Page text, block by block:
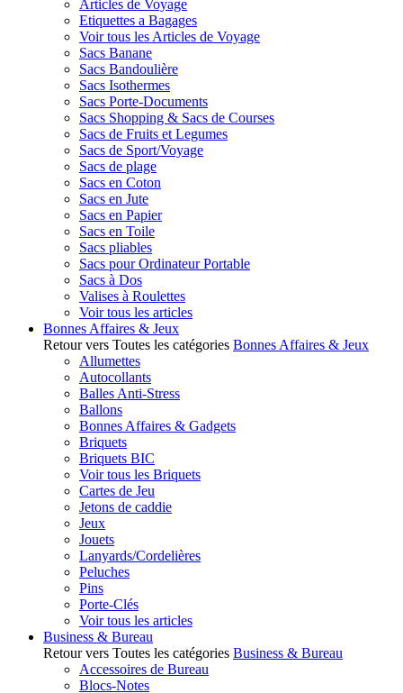
Articles de Voyage
Etiquettes a Bagages
Voir tous les Articles de Voyage
Sacs Banane
Sacs Bandoulière
Sacs Isothermes
Sacs Porte-Documents
Sacs Shopping & Sacs de Courses
Sacs de Fruits et Legumes
Sacs de Sport/Voyage
Sacs de plage
Sacs en Coton
Sacs en Jute
Sacs en Papier
Sacs en Toile
Sacs pliables
Sacs pour Ordinateur Portable
Sacs à Dos
Valises à Roulettes
Voir tous les articles
Bonnes Affaires & Jeux
Retour vers Toutes les catégories Bonnes Affaires & Jeux
Allumettes
Autocollants
Balles Anti-Stress
Ballons
Bonnes Affaires & Gadgets
Briquets
Briquets BIC
Voir tous les Briquets
Cartes de Jeu
Jetons de caddie
Jeux
Jouets
Lanyards/Cordelières
Peluches
Pins
Porte-Clés
Voir tous les articles
Business & Bureau
Retour vers Toutes les catégories Business & Bureau
Accessoires de Bureau
Blocs-Notes